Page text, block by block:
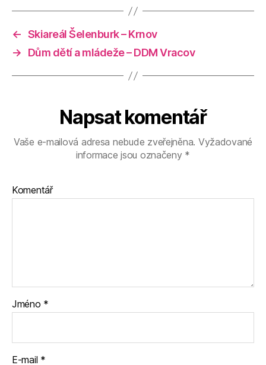
← Skiareál Šelenburk – Krnov
→
Dům dětí a mládeže – DDM Vracov
Napsat komentář
Vaše e-mailová adresa nebude zveřejněna. Vyžadované
informace jsou označeny *
Komentář
Jméno *
E-mail *